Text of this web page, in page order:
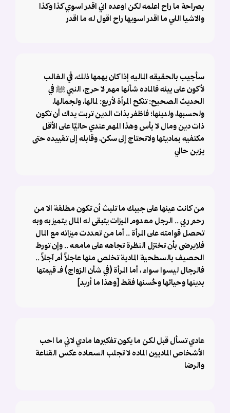
بصراحة ما راح اعلمه لكن اوعده اني اقدر اسوي كذا وكذا
والاشيا اللي ما اقدر اسويها راح اقول له ما اقدر
سأجيب بالحقيقه الماليه إذا كان يهمها ذلك، في الغالب
لأكون على بينه فالماده شأنها مهم لا حرج، النبي ﷺ في
الحديث الصحيح: تنكح المرأة لأربع: لمالها، ولجمالها،
ولحسبها، ولدينها؛ فاظفر بذات الدين تربت يداك أن تكون
ذات دين ومال لا بأس وهذا المهم عندي حاليًا على الأقل
مكتفيه بماديتها ولاتحتاج إلى سكن، وقابله إلى تقييده حتى
يزين حالي
من كانت عينها على جيبك ما تلبث أن تكون مطلقة الا من
رحم ربي .. الرجل معدوم الميزات يتبقى له المال يتميز به وبه
تحصل قوامته على المرأة .. أما من تعددت ميزاته مع المال
فلايرضى بأن تختزل النظرة تجاهه على مامعه .. وإن تورط
الحصيف بالسطحية المادية تخلص منها عاجلاً أم آجلاً ..
فالرجال ليسوا سواء ، أما المرأة (في شأن الزواج) فـ قيمتها
بدينها وحيائها وحُسنها فقط [وهذا ما أريد]
عادي تسأل قبل لكن ما يكون تفكيرها مادي لاني ما احب
الأشخاص الماديين الماده لا تجلب السعاده عكس القناعة
والرضا